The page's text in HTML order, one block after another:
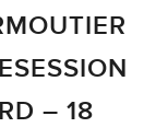
– 18